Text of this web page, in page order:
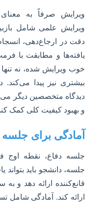
ویرایش صرفاً به
ویرایش علمی شامل
دقت در ارجاع‌دهی،
یافته‌ها و مطابقت با
خوب ویرایش شده، نه تنها
بیشتری نیز پیدا می‌کند.
دیدگاه متخصصین دیگر
و بهبود کیفیت کلی کمک
آمادگی برای جلسه
جلسه دفاع، نقطه اوج
جلسه، دانشجو باید
قانع‌کننده ارائه دهد و
ارائه کند. آمادگی شامل